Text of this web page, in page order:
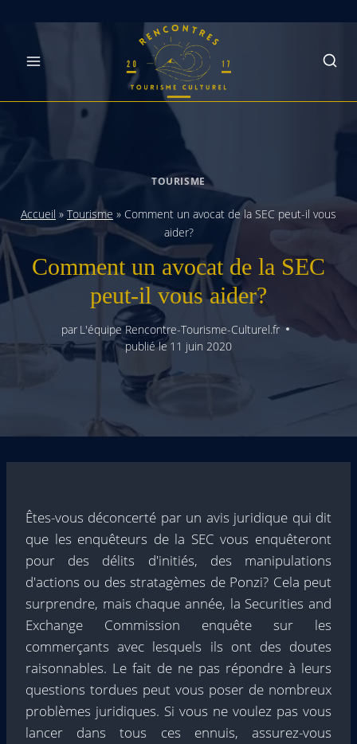
TOURISME
Accueil » Tourisme » Comment un avocat de la SEC peut-il vous
aider?
Comment un avocat de la SEC
peut-il vous aider?
par L'équipe Rencontre-Tourisme-Culturel.fr
publié le 11 juin 2020
Êtes-vous déconcerté par un avis juridique qui dit
que les enquêteurs de la SEC vous enquêteront
pour des délits d'initiés, des manipulations
d'actions ou des stratagèmes de Ponzi? Cela peut
surprendre, mais chaque année, la Securities and
Exchange Commission enquête sur les
commerçants avec lesquels ils ont des doutes
raisonnables. Le fait de ne pas répondre à leurs
questions tordues peut vous poser de nombreux
problèmes juridiques. Si vous ne voulez pas vous
lancer dans tous ces ennuis, assurez-vous